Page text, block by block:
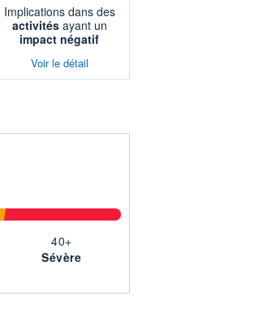
Implications dans des
activitésayant un
impact négatif
Voir le détail
40+
Sévère